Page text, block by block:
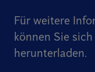
Für weitere
können Sie
herunterladen.